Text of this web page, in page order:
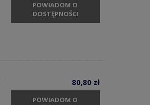
POWIADOM O
DOSTĘPNOŚCI
80,80 zł
POWIADOM O